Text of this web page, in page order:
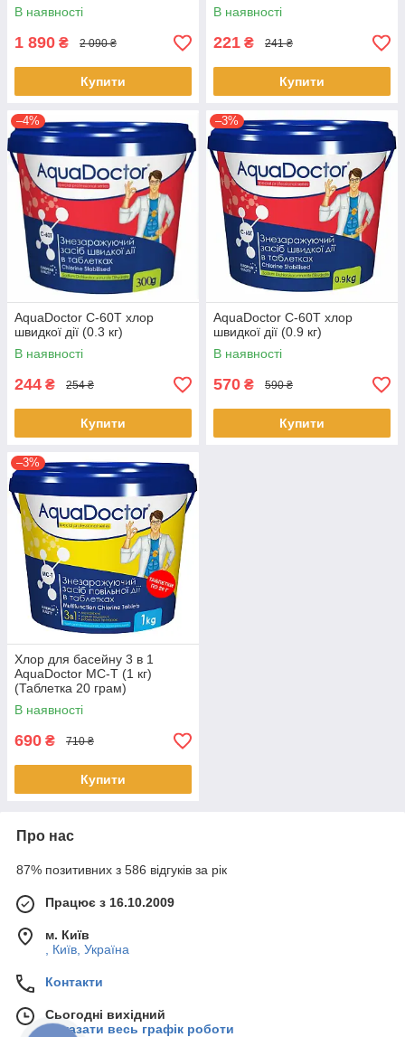
В наявності
1 890 ₴ 2 090 ₴
Купити
В наявності
221 ₴ 241 ₴
Купити
–4%
AquaDoctor C-60T хлор
швидкої дії (0.3 кг)
В наявності
244 ₴ 254 ₴
Купити
–3%
AquaDoctor C-60T хлор
швидкої дії (0.9 кг)
В наявності
570 ₴ 590 ₴
Купити
–3%
Хлор для басейну 3 в 1
AquaDoctor MC-T (1 кг)
(Таблетка 20 грам)
В наявності
690 ₴ 710 ₴
Купити
Про нас
87% позитивних з 586 відгуків за рік
Працює з 16.10.2009
м. Київ
, Київ, Україна
Контакти
Сьогодні вихідний
Показати весь графік роботи